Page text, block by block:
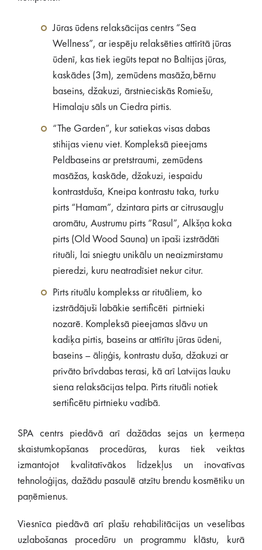
Jūras ūdens relaksācijas centrs “Sea
Wellness”, ar iespēju relaksēties attīrītā jūras
ūdenī, kas tiek iegūts tepat no Baltijas jūras,
kaskādes (3m), zemūdens masāža,bērnu
baseins, džakuzi, ārstnieciskās Romiešu,
Himalaju sāls un Ciedra pirtis.
“The Garden”, kur satiekas visas dabas
stihijas vienu viet. Kompleksā pieejams
Peldbaseins ar pretstraumi, zemūdens
masāžas, kaskāde, džakuzi, iespaidu
kontrastduša, Kneipa kontrastu taka, turku
pirts “Hamam”, dzintara pirts ar citrusaugļu
aromātu, Austrumu pirts “Rasul”, Alkšņa koka
pirts (Old Wood Sauna) un īpaši izstrādāti
rituāli, lai sniegtu unikālu un neaizmirstamu
pieredzi, kuru neatradīsiet nekur citur.
Pirts rituālu komplekss ar rituāliem, ko
izstrādājuši labākie sertificēti pirtnieki
nozarē. Kompleksā pieejamas slāvu un
kadiķa pirtis, baseins ar attīrītu jūras ūdeni,
baseins – āliņģis, kontrastu duša, džakuzi ar
privāto brīvdabas terasi, kā arī Latvijas lauku
siena relaksācijas telpa. Pirts rituāli notiek
sertificētu pirtnieku vadībā.
SPA centrs piedāvā arī dažādas sejas un ķermeņa
skaistumkopšanas procedūras, kuras tiek veiktas
izmantojot kvalitatīvākos līdzekļus un inovatīvas
tehnoloģijas, dažādu pasaulē atzītu brendu kosmētiku un
paņēmienus.
Viesnīca piedāvā arī plašu rehabilitācijas un veselības
uzlabošanas procedūru un programmu klāstu, kurā